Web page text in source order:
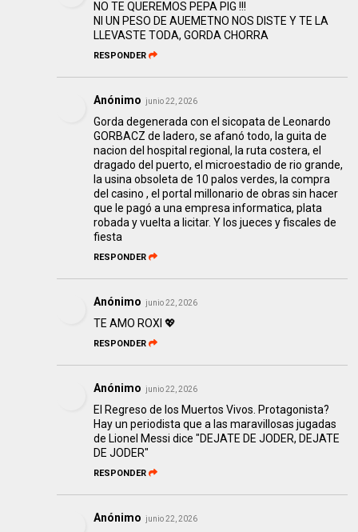
NO TE QUEREMOS PEPA PIG !!!
NI UN PESO DE AUEMETNO NOS DISTE Y TE LA
LLEVASTE TODA, GORDA CHORRA
RESPONDER
Anónimo junio 22, 2026
Gorda degenerada con el sicopata de Leonardo
GORBACZ de ladero, se afanó todo, la guita de
nacion del hospital regional, la ruta costera, el
dragado del puerto, el microestadio de rio grande,
la usina obsoleta de 10 palos verdes, la compra
del casino , el portal millonario de obras sin hacer
que le pagó a una empresa informatica, plata
robada y vuelta a licitar. Y los jueces y fiscales de
fiesta
RESPONDER
Anónimo junio 22, 2026
TE AMO ROXI 💖
RESPONDER
Anónimo junio 22, 2026
El Regreso de los Muertos Vivos. Protagonista?
Hay un periodista que a las maravillosas jugadas
de Lionel Messi dice "DEJATE DE JODER, DEJATE
DE JODER"
RESPONDER
Anónimo junio 22, 2026